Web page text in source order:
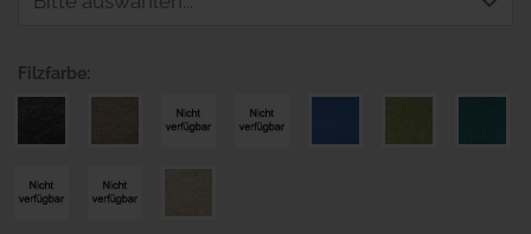
Filzfarbe: